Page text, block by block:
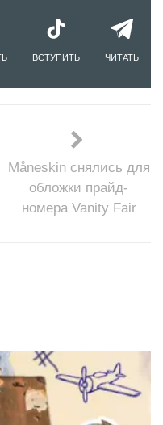
ВСТУПИТЬ ЧИТАТЬ
Måneskin снялись для
обложки прайд-
номера Vanity Fair